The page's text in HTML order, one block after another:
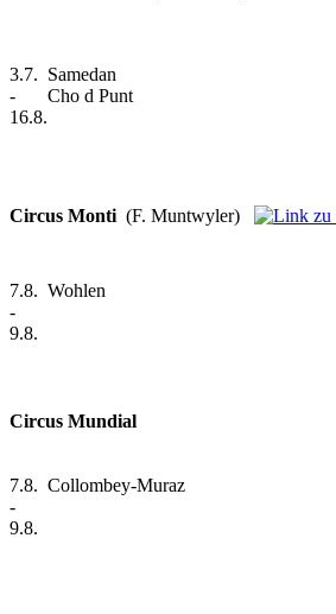
3.7.
-
16.8.
Samedan
Cho d Punt
Circus Monti (F. Muntwyler)
7.8.
-
9.8.
Wohlen
Circus Mundial
7.8.
-
9.8.
Collombey-Muraz